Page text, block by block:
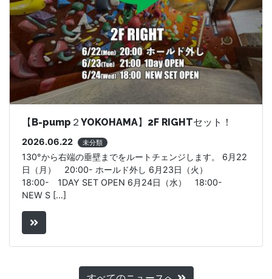
【B-pump２YOKOHAMA】2F RIGHTセット！
2026.06.22 未分類
130°から右端の垂壁までをルートチェンジします。 6月22
日（月） 20:00- ホールド外し 6月23日（火）
18:00- 1DAY SET OPEN 6月24日（水） 18:00-
NEW S […]